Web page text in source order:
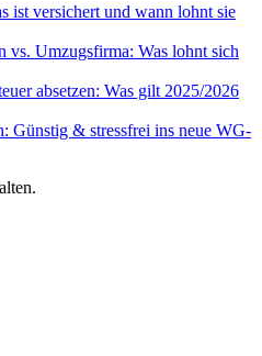
ist versichert und wann lohnt sie
vs. Umzugsfirma: Was lohnt sich
absetzen: Was gilt 2025/2026
Günstig & stressfrei ins neue WG-